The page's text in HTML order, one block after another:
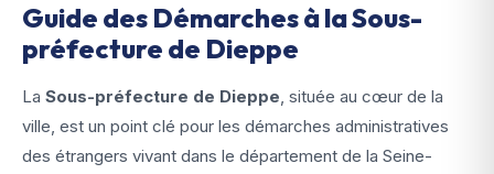
Guide des Démarches à la Sous-
préfecture de Dieppe
La Sous-préfecture de Dieppe, située au cœur de la
ville, est un point clé pour les démarches administratives
des étrangers vivant dans le département de la Seine-